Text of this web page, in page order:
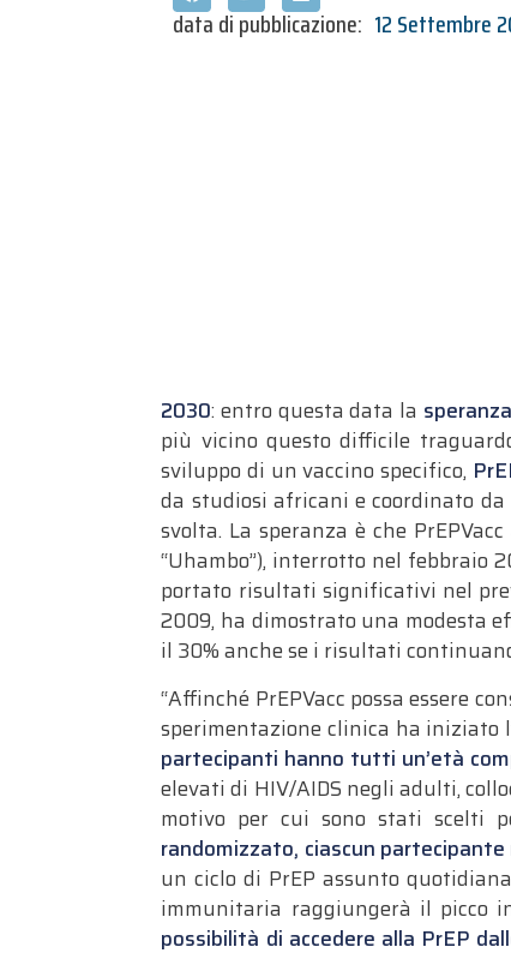
data di pubblicazione: 12 Settembre
2030: entro questa data la
più vicino questo difficile
sviluppo di un vaccino specifico,
da studiosi africani e coordinato da
svolta. La speranza è che
“Uhambo”), interrotto nel febbraio
portato risultati significativi nel
2009, ha dimostrato una modesta
il 30% anche se i risultati
“Affinché PrEPVacc possa essere
sperimentazione clinica ha iniziato
partecipanti hanno tutti un’età
elevati di HIV/AIDS negli adulti,
motivo per cui sono stati scelti
randomizzato, ciascun
un ciclo di PrEP assunto
immunitaria raggiungerà il picco
possibilità di accedere alla PrEP